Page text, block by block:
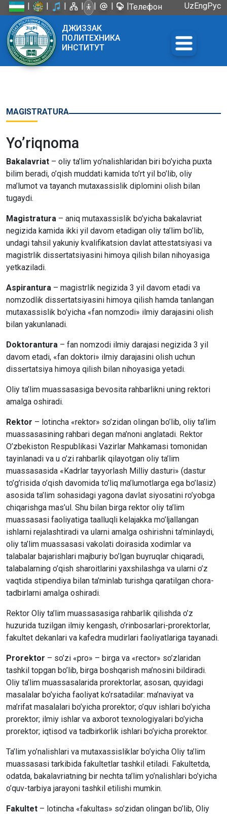
| | | | | | |Телефон
UzEngРус
ДЖИЗЗАК
ПОЛИТЕХНИКА
ИНСТИТУТ
MAGISTRATURA
Yo’riqnoma
Bakalavriat – oliy ta’lim yo’nalishlaridan biri bo’yicha puxta
bilim beradi, o’qish muddati kamida to’rt yil bo’lib, oliy
ma’lumot va tayanch mutaxassislik diplomini olish bilan
tugaydi.
Magistratura – aniq mutaxassislik bo’yicha bakalavriat
negizida kamida ikki yil davom etadigan oliy ta’lim bo’lib,
undagi tahsil yakuniy kvalifikatsion davlat attestatsiyasi va
magistrlik dissertatsiyasini himoya qilish bilan nihoyasiga
yetkaziladi.
Aspirantura – magistrlik negizida 3 yil davom etadi va
nomzodlik dissertatsiyasini himoya qilish hamda tanlangan
mutaxassislik bo’yicha «fan nomzodi» ilmiy darajasini olish
bilan yakunlanadi.
Doktorantura – fan nomzodi ilmiy darajasi negizida 3 yil
davom etadi, «fan doktori» ilmiy darajasini olish uchun
dissertatsiya himoya qilish bilan nihoyasiga yetadi.
Oliy ta’lim muassasasiga bevosita rahbarlikni uning rektori
amalga oshiradi.
Rektor – lotincha «rektor» so’zidan olingan bo’lib, oliy ta’lim
muassasasining rahbari degan ma’noni anglatadi. Rektor
O’zbekiston Respublikasi Vazirlar Mahkamasi tomonidan
tayinlanadi va u o’zi rahbarlik qilayotgan oliy ta’lim
muassasasida «Kadrlar tayyorlash Milliy dasturi» (dastur
to’g’risida o’qish davomida to’liq ma’lumotlarga ega bo’lasiz)
asosida ta’lim sohasidagi yagona davlat siyosatini ro’yobga
chiqarishga mas’ul. Shu bilan birga rektor oliy ta’lim
muassasasi faoliyatiga taalluqli kelajakka mo’ljallangan
ishlarni rejalashtiradi va ularni amalga oshirishni ta’minlaydi,
oliy ta’lim muassasasi vakolati doirasida xodimlar va
talabalar bajarishlari majburiy bo’lgan buyruqlar chiqaradi,
talabalarning o’qish sharoitlarini yaxshilashga va ularni o’z
vaqtida stipendiya bilan ta’minlab turishga qaratilgan chora-
tadbirlarni amalga oshiradi.
Rektor Oliy ta’lim muassasasiga rahbarlik qilishda o’z
huzurida tuzilgan ilmiy kengash, o’rinbosarlari-prorektorlar,
fakultet dekanlari va kafedra mudirlari faoliyatlariga tayanadi.
Prorektor – so’zi «pro» – birga va «rector» so’zlaridan
tashkil topgan bo’lib, birga boshqarish ma’nosini bildiradi.
Oliy ta’lim muassasalarida prorektorlar, asosan, quyidagi
masalalar bo’yicha faoliyat ko’rsatadilar: ma’naviyat va
ma’rifat masalalari bo’yicha prorektor; o’quv ishlari bo’yicha
prorektor; ilmiy ishlar va axborot texnologiyalari bo’yicha
prorektor; iqtisod va tadbirkorlik ishlari bo’yicha prorektor.
Ta’lim yo’nalishlari va mutaxassisliklar bo’yicha Oliy ta’lim
muassasasi tarkibida fakultetlar tashkil etiladi. Fakultetda,
odatda, bakalavriatning bir nechta ta’lim yo’nalishlari bo’yicha
o’quv-tarbiya jarayoni tashkil etilishi mumkin.
Fakultet – lotincha «fakultas» so’zidan olingan bo’lib, Oliy